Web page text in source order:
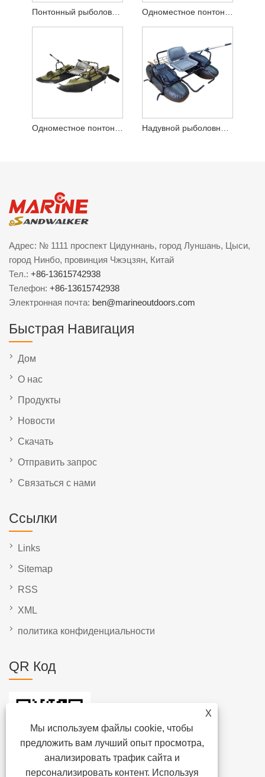
Понтонный рыболовный плот
X
Мы используем файлы cookie, чтобы
предложить вам лучший опыт просмотра,
анализировать трафик сайта и
персонализировать контент. Используя
Адрес: № 1111 проспект Цидуннань, город Луншань, Цыси,
город Нинбо, провинция Чжэцзян, Китай
Тел.: +86-13615742938
Телефон: +86-13615742938
Электронная почта: ben@marineoutdoors.com
Быстрая Навигация
Дом
О нас
Продукты
Новости
Скачать
Отправить запрос
Связаться с нами
Ссылки
Links
Sitemap
RSS
XML
политика конфиденциальности
QR Код